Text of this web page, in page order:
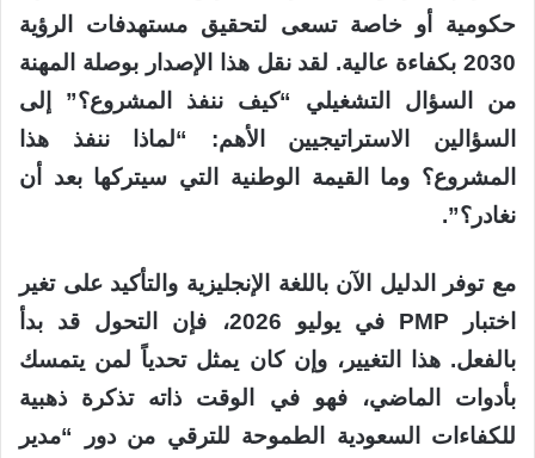
حكومية أو خاصة تسعى لتحقيق مستهدفات الرؤية
2030 بكفاءة عالية. لقد نقل هذا الإصدار بوصلة المهنة
من السؤال التشغيلي “كيف ننفذ المشروع؟” إلى
السؤالين الاستراتيجيين الأهم: “لماذا ننفذ هذا
المشروع؟ وما القيمة الوطنية التي سيتركها بعد أن
نغادر؟”.
مع توفر الدليل الآن باللغة الإنجليزية والتأكيد على تغير
اختبار PMP في يوليو 2026، فإن التحول قد بدأ
بالفعل. هذا التغيير، وإن كان يمثل تحدياً لمن يتمسك
بأدوات الماضي، فهو في الوقت ذاته تذكرة ذهبية
للكفاءات السعودية الطموحة للترقي من دور “مدير